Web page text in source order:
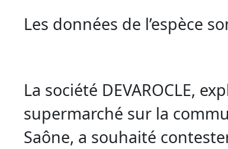
Les données de l’espèce
La société DEVAROCLE,
supermarché sur la
Saône, a souhaité